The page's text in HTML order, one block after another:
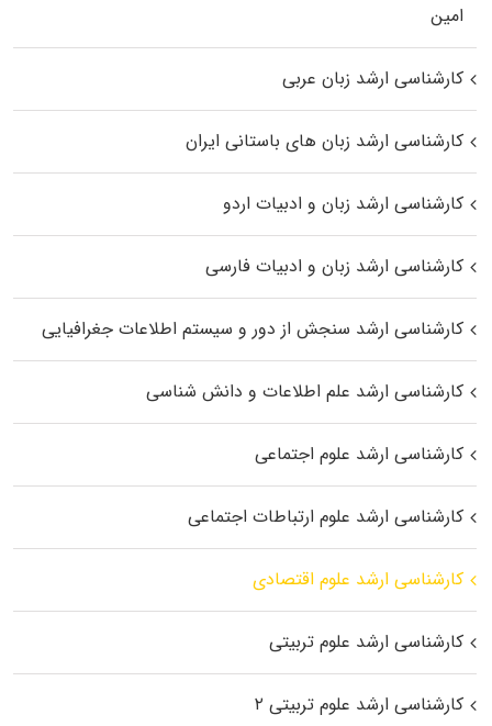
اﻣﻴﻦ
کارشناسی ارشد زبان عربی
کارشناسی ارشد زبان‌ های باستانی ایران
کارشناسی ارشد زبان و ادبیات اردو
کارشناسی ارشد زبان و ادبیات فارسی
کارشناسی ارشد سنجش از دور و سیستم اطلاعات جغرافیایی
کارشناسی ارشد علم اطلاعات و دانش شناسی
کارشناسی ارشد علوم اجتماعی
کارشناسی ارشد علوم ارتباطات اجتماعی
کارشناسی ارشد علوم اقتصادی
کارشناسی ارشد علوم تربیتی
کارشناسی ارشد علوم تربیتی ۲